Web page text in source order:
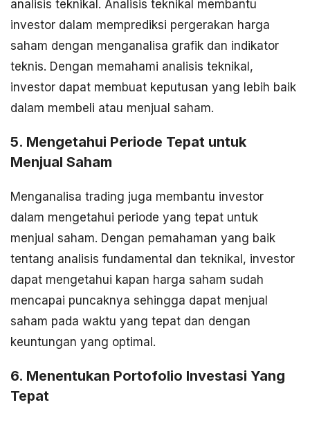
analisis teknikal. Analisis teknikal membantu
investor dalam memprediksi pergerakan harga
saham dengan menganalisa grafik dan indikator
teknis. Dengan memahami analisis teknikal,
investor dapat membuat keputusan yang lebih baik
dalam membeli atau menjual saham.
5. Mengetahui Periode Tepat untuk
Menjual Saham
Menganalisa trading juga membantu investor
dalam mengetahui periode yang tepat untuk
menjual saham. Dengan pemahaman yang baik
tentang analisis fundamental dan teknikal, investor
dapat mengetahui kapan harga saham sudah
mencapai puncaknya sehingga dapat menjual
saham pada waktu yang tepat dan dengan
keuntungan yang optimal.
6. Menentukan Portofolio Investasi Yang
Tepat